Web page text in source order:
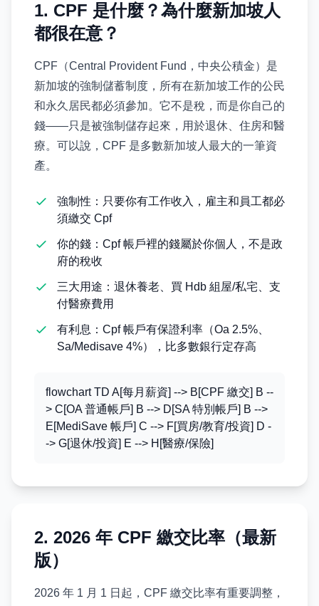
1. CPF 是什麼？為什麼新加坡人
都很在意？
CPF（Central Provident Fund，中央公積金）是
新加坡的強制儲蓄制度，所有在新加坡工作的公民
和永久居民都必須參加。它不是稅，而是你自己的
錢——只是被強制儲存起來，用於退休、住房和醫
療。可以說，CPF 是多數新加坡人最大的一筆資
產。
強制性：只要你有工作收入，雇主和員工都必
須繳交 Cpf
你的錢：Cpf 帳戶裡的錢屬於你個人，不是政
府的稅收
三大用途：退休養老、買 Hdb 組屋/私宅、支
付醫療費用
有利息：Cpf 帳戶有保證利率（Oa 2.5%、
Sa/Medisave 4%），比多數銀行定存高
flowchart TD A[每月薪資] --> B[CPF 繳交] B --
> C[OA 普通帳戶] B --> D[SA 特別帳戶] B -->
E[MediSave 帳戶] C --> F[買房/教育/投資] D -
-> G[退休/投資] E --> H[醫療/保險]
2. 2026 年 CPF 繳交比率（最新
版）
2026 年 1 月 1 日起，CPF 繳交比率有重要調整，